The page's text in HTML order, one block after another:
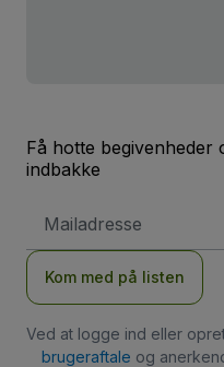
Få hotte begivenheder
indbakke
adresse
Kom med på listen
Ved at logge ind eller
brugeraftale og